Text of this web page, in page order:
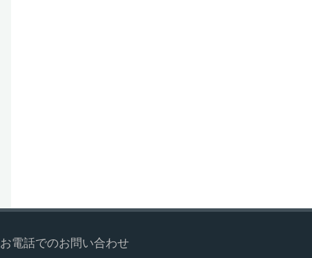
お電話でのお問い合わせ